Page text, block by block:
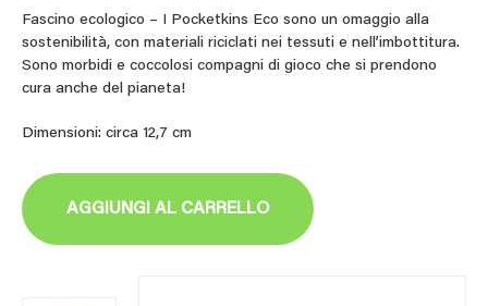
Fascino ecologico – I Pocketkins Eco sono un omaggio alla
sostenibilità, con materiali riciclati nei tessuti e nell’imbottitura.
Sono morbidi e coccolosi compagni di gioco che si prendono
cura anche del pianeta!
Dimensioni: circa 12,7 cm
AGGIUNGI AL CARRELLO